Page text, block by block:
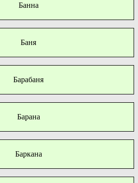
Банна
Баня
Барабаня
Барана
Баркана